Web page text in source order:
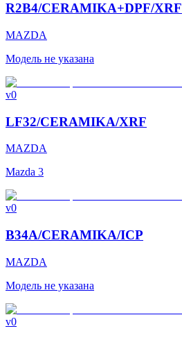
R2B4/CERAMIKA+DPF/XRF
MAZDA
Модель не указана
v0
LF32/CERAMIKA/XRF
MAZDA
Mazda 3
v0
B34A/CERAMIKA/ICP
MAZDA
Модель не указана
v0